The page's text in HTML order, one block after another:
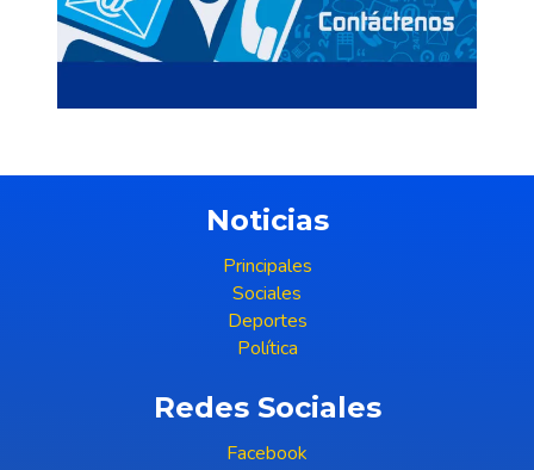
Noticias
Principales
Sociales
Deportes
Política
Redes Sociales
Facebook